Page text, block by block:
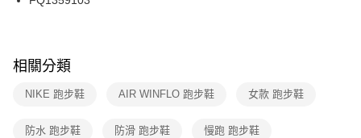
ATM／網路銀行／等多元方式進行付款，方視為交易完成。
※ 交易是否成功請以「AFTEE先享後付 」之結帳頁面顯示為準，若有關於
是否繳費成功／繳費後需取消欲退款等相關疑問，請聯繫「AFTEE先享後付
客戶支援中心」
https://netprotections.freshdesk.com/support/home
１．透過由恩沛科技股份有限公司提供之「AFTEE先享後付」服務完成之交
相關分類
NIKE 跑步鞋 AIR WINFLO 跑步鞋 女款 跑步鞋
防水 跑步鞋 防滑 跑步鞋 慢跑 跑步鞋